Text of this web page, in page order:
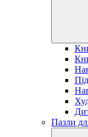
Пазли